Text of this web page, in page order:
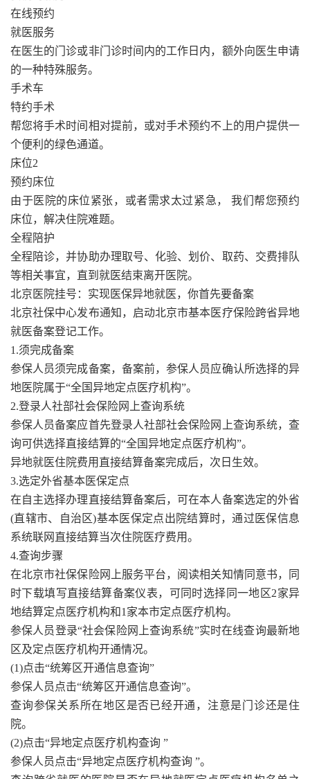
在线预约
就医服务
在医生的门诊或非门诊时间内的工作日内，额外向医生申请
的一种特殊服务。
手术车
特约手术
帮您将手术时间相对提前，或对手术预约不上的用户提供一
个便利的绿色通道。
床位2
预约床位
由于医院的床位紧张，或者需求太过紧急， 我们帮您预约
床位，解决住院难题。
全程陪护
全程陪诊，并协助办理取号、化验、划价、取药、交费排队
等相关事宜，直到就医结束离开医院。
北京医院挂号：实现医保异地就医，你首先要备案
北京社保中心发布通知，启动北京市基本医疗保险跨省异地
就医备案登记工作。
1.须完成备案
参保人员须完成备案，备案前，参保人员应确认所选择的异
地医院属于“全国异地定点医疗机构”。
2.登录人社部社会保险网上查询系统
参保人员备案应首先登录人社部社会保险网上查询系统，查
询可供选择直接结算的“全国异地定点医疗机构”。
异地就医住院费用直接结算备案完成后，次日生效。
3.选定外省基本医保定点
在自主选择办理直接结算备案后，可在本人备案选定的外省
(直辖市、自治区)基本医保定点出院结算时，通过医保信息
系统联网直接结算当次住院医疗费用。
4.查询步骤
在北京市社保保险网上服务平台，阅读相关知情同意书，同
时下载填写直接结算备案仪表，可同时选择同一地区2家异
地结算定点医疗机构和1家本市定点医疗机构。
参保人员登录“社会保险网上查询系统”实时在线查询最新地
区及定点医疗机构开通情况。
(1)点击“统筹区开通信息查询”
参保人员点击“统筹区开通信息查询”。
查询参保关系所在地区是否已经开通，注意是门诊还是住
院。
(2)点击“异地定点医疗机构查询 ”
参保人员点击“异地定点医疗机构查询 ”。